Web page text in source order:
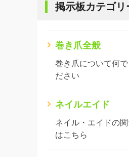
掲示板カテゴリ
巻き爪全般
巻き爪について何で
ださい
ネイルエイド
ネイル・エイドの
はこちら